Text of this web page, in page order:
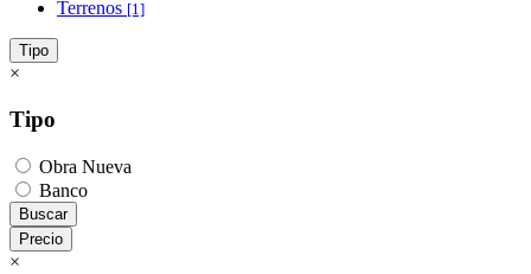
Terrenos [1]
Tipo
×
Tipo
Obra Nueva
Banco
Buscar
Precio
×